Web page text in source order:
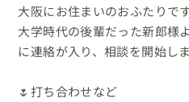
大阪にお住まいのおふたりです
大学時代の後輩だった新郎様
に連絡が入り、相談を開始しま
🌷打ち合わせなど